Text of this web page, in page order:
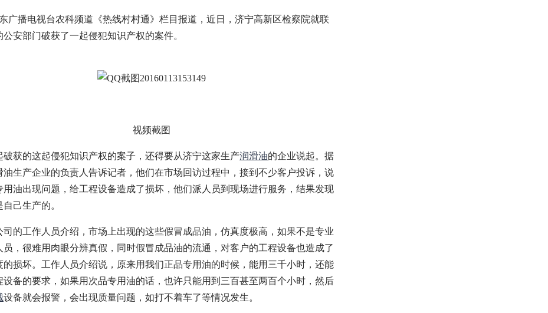
播电视台农科频道《热线村村通》栏目报道，近日，济宁高新区检察院就联
公安部门破获了一起侵犯知识产权的案件。
视频截图
的这起侵犯知识产权的案子，还得要从济宁这家生产润滑油的企业说起。据
油生产企业的负责人告诉记者，他们在市场回访过程中，接到不少客户投诉，说
用油出现问题，给工程设备造成了损坏，他们派人员到现场进行服务，结果发现
己生产的。
工作人员介绍，市场上出现的这些假冒成品油，仿真度极高，如果不是专业
员，很难用肉眼分辨真假，同时假冒成品油的流通，对客户的工程设备也造成了
的损坏。工作人员介绍说，原来用我们正品专用油的时候，能用三千小时，还能
设备的要求，如果用次品专用油的话，也许只能用到三百甚至两百个小时，然后
设备就会报警，会出现质量问题，如打不着车了等情况发生。